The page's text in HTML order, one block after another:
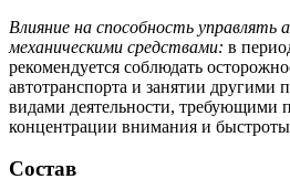
Влияние на способность управлять
механическими средствами: в
рекомендуется соблюдать
автотранспорта и занятии другими
видами деятельности, требующими
концентрации внимания и
Состав